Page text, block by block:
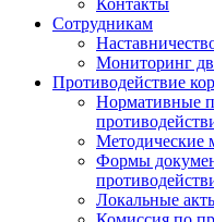
Контакты
Сотрудникам
Мониторинг
Противодействие
Нормативные
Методические
Формы
Локальные